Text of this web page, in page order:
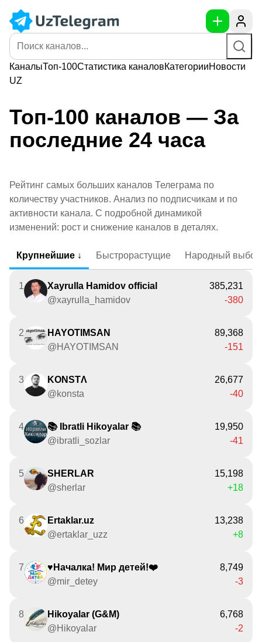
КаналыТоп-100Статистика каналовКатегорииНовости
UZ
Топ-100 каналов — За
последние 24 часа
Рейтинг самых больших каналов Телеграма по
количеству участников. Анализ по подписчикам и по
активности канала. С подробной динамикой
изменений: рост и снижение каналов в деталях.
Крупнейшие ↓ Быстрорастущие Народный выбор
1
Xayrulla Hamidov official
@xayrulla_hamidov
385,231
-380
2
HAYOTIMSAN
@HAYOTIMSAN
89,368
-151
3
KONSTΛ
@konsta
26,677
-40
4
📚 Ibratli Hikoyalar 📚
@ibratli_sozlar
19,950
-41
5
SHERLAR
@sherlar
15,198
+18
6
Ertaklar.uz
@ertaklar_uzz
13,238
+8
7
♥️Началка! Мир детей!❤️
@mir_detey
8,749
-3
8
Hikoyalar (G&M)
@Hikoyalar
6,768
-2